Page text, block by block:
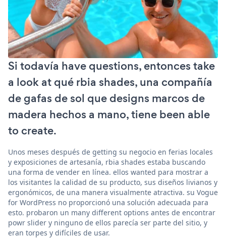
Si todavía have questions, entonces take
a look at qué rbia shades, una compañía
de gafas de sol que designs marcos de
madera hechos a mano, tiene been able
to create.
Unos meses después de getting su negocio en ferias locales
y exposiciones de artesanía, rbia shades estaba buscando
una forma de vender en línea. ellos wanted para mostrar a
los visitantes la calidad de su producto, sus diseños livianos y
ergonómicos, de una manera visualmente atractiva. su Vogue
for WordPress no proporcionó una solución adecuada para
esto. probaron un many different options antes de encontrar
powr slider y ninguno de ellos parecía ser parte del sitio, y
eran torpes y difíciles de usar.